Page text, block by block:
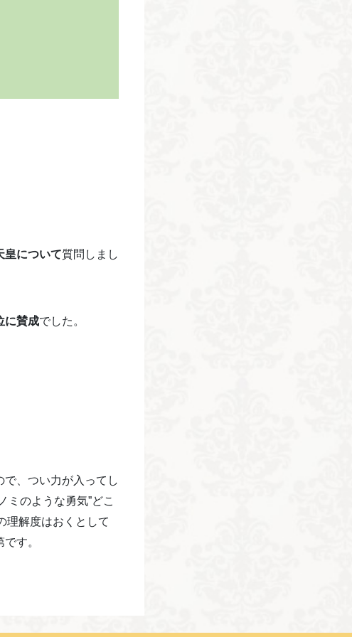
皇について質問しまし
に賛成でした。
、つい力が入ってし
ミのような勇気”どこ
理解度はおくとして
す。